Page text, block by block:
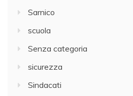
Sarnico
scuola
Senza categoria
sicurezza
Sindacati